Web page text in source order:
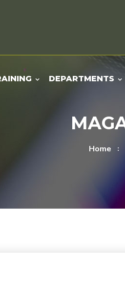
DEPARTMENTS
Home